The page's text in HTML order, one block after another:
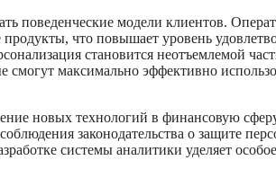
поведенческие модели клиентов.
что повышает уровень
становится неотъемлемой
максимально эффективно
новых технологий в финансовую
законодательства о защите
системы аналитики уделяет